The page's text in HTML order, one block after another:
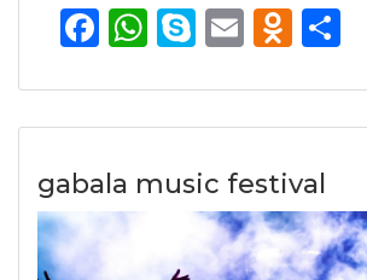
Facebook
WhatsApp
Skype
Email
gabala music festival